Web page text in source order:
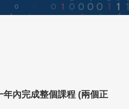
內完成整個課程 (兩個正